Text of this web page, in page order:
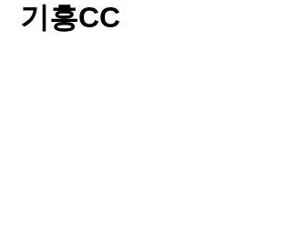
기흥CC